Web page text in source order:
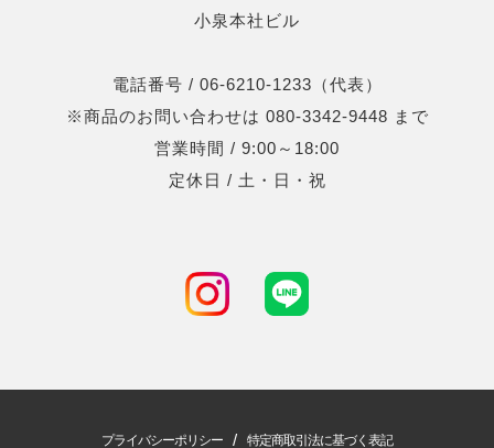
小泉本社ビル
電話番号 / 06-6210-1233（代表）
※商品のお問い合わせは 080-3342-9448 まで
営業時間 / 9:00～18:00
定休日 / 土・日・祝
プライバシーポリシー / 特定商取引法に基づく表記